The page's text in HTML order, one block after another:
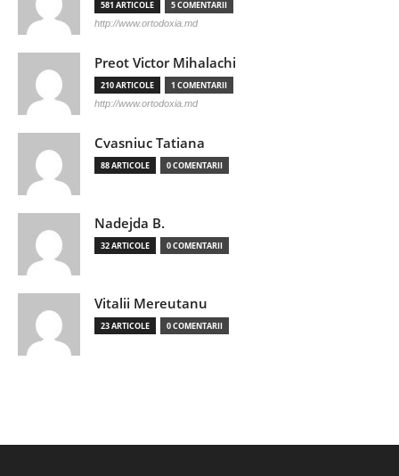
581 ARTICOLE 5 COMENTARII
http://www.ortodoxia.md
Preot Victor Mihalachi
210 ARTICOLE 1 COMENTARII
http://www.ortodoxia.md
Cvasniuc Tatiana
88 ARTICOLE 0 COMENTARII
Nadejda B.
32 ARTICOLE 0 COMENTARII
Vitalii Mereutanu
23 ARTICOLE 0 COMENTARII